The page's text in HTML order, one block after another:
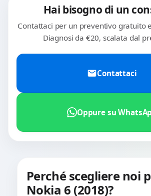
Hai bisogno di un
Contattaci per un preventivo gratuito
Diagnosi da €20, scalata dal
Contattaci
Oppure su
Perché scegliere noi
Nokia 6 (2018)?